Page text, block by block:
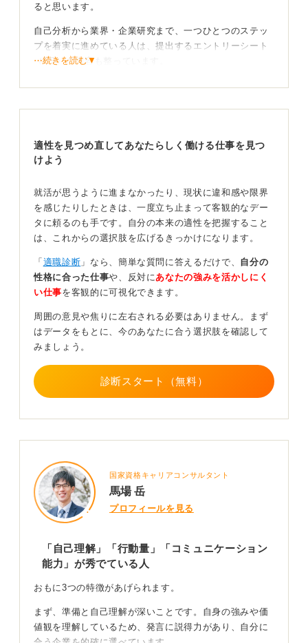
ると思います。
自己分析から業界・企業研究まで、一つひとつのステッ
プを着実に進めている人は、提出するエントリーシート
（ES）の内容も整っています。
面接などの場数を着実に踏んでいる人は、その分受け答
えにも自信と説得力が生まれます。
経験を積んだ人の素地は強い！ 総合的な力が内定に
つながる
多くの経験を積んでいる人は、面接の場でも良い意味で
話す内容が、テンプレートではないのにテンプレートの
ように整理されていて、それを自分の言葉として自然に
就職活動に限らず、学生生活のなかでさまざまな経験を
してきたことが、その人の素地の強さとしてあらわれま
そうした総合的な力が、内定の獲得につながっているの
だと思います。
⋯続きを読む▼
適性を見つめ直してあなたらしく働ける仕事を見つ
けよう
就活が思うように進まなかったり、現状に違和感や限界
を感じたりしたときは、一度立ち止まって客観的なデー
タに頼るのも手です。自分の本来の適性を把握すること
は、これからの選択肢を広げるきっかけになります。
「 適職診断 」なら、簡単な質問に答えるだけで、 自分の
性格に合った仕事や、反対に あなたの強みを活かしにく
い仕事を客観的に可視化できます。
周囲の意見や焦りに左右される必要はありません。まず
はデータをもとに、今のあなたに合う選択肢を確認して
みましょう。
診断スタート（無料）
国家資格キャリアコンサルタント
馬場 岳
プロフィールを見る
「自己理解」「行動量」「コミュニケーション
能力」が秀でている人
おもに3つの特徴があげられます。
まず、準備と自己理解が深いことです。自身の強みや価
値観を理解しているため、発言に説得力があり、自分に